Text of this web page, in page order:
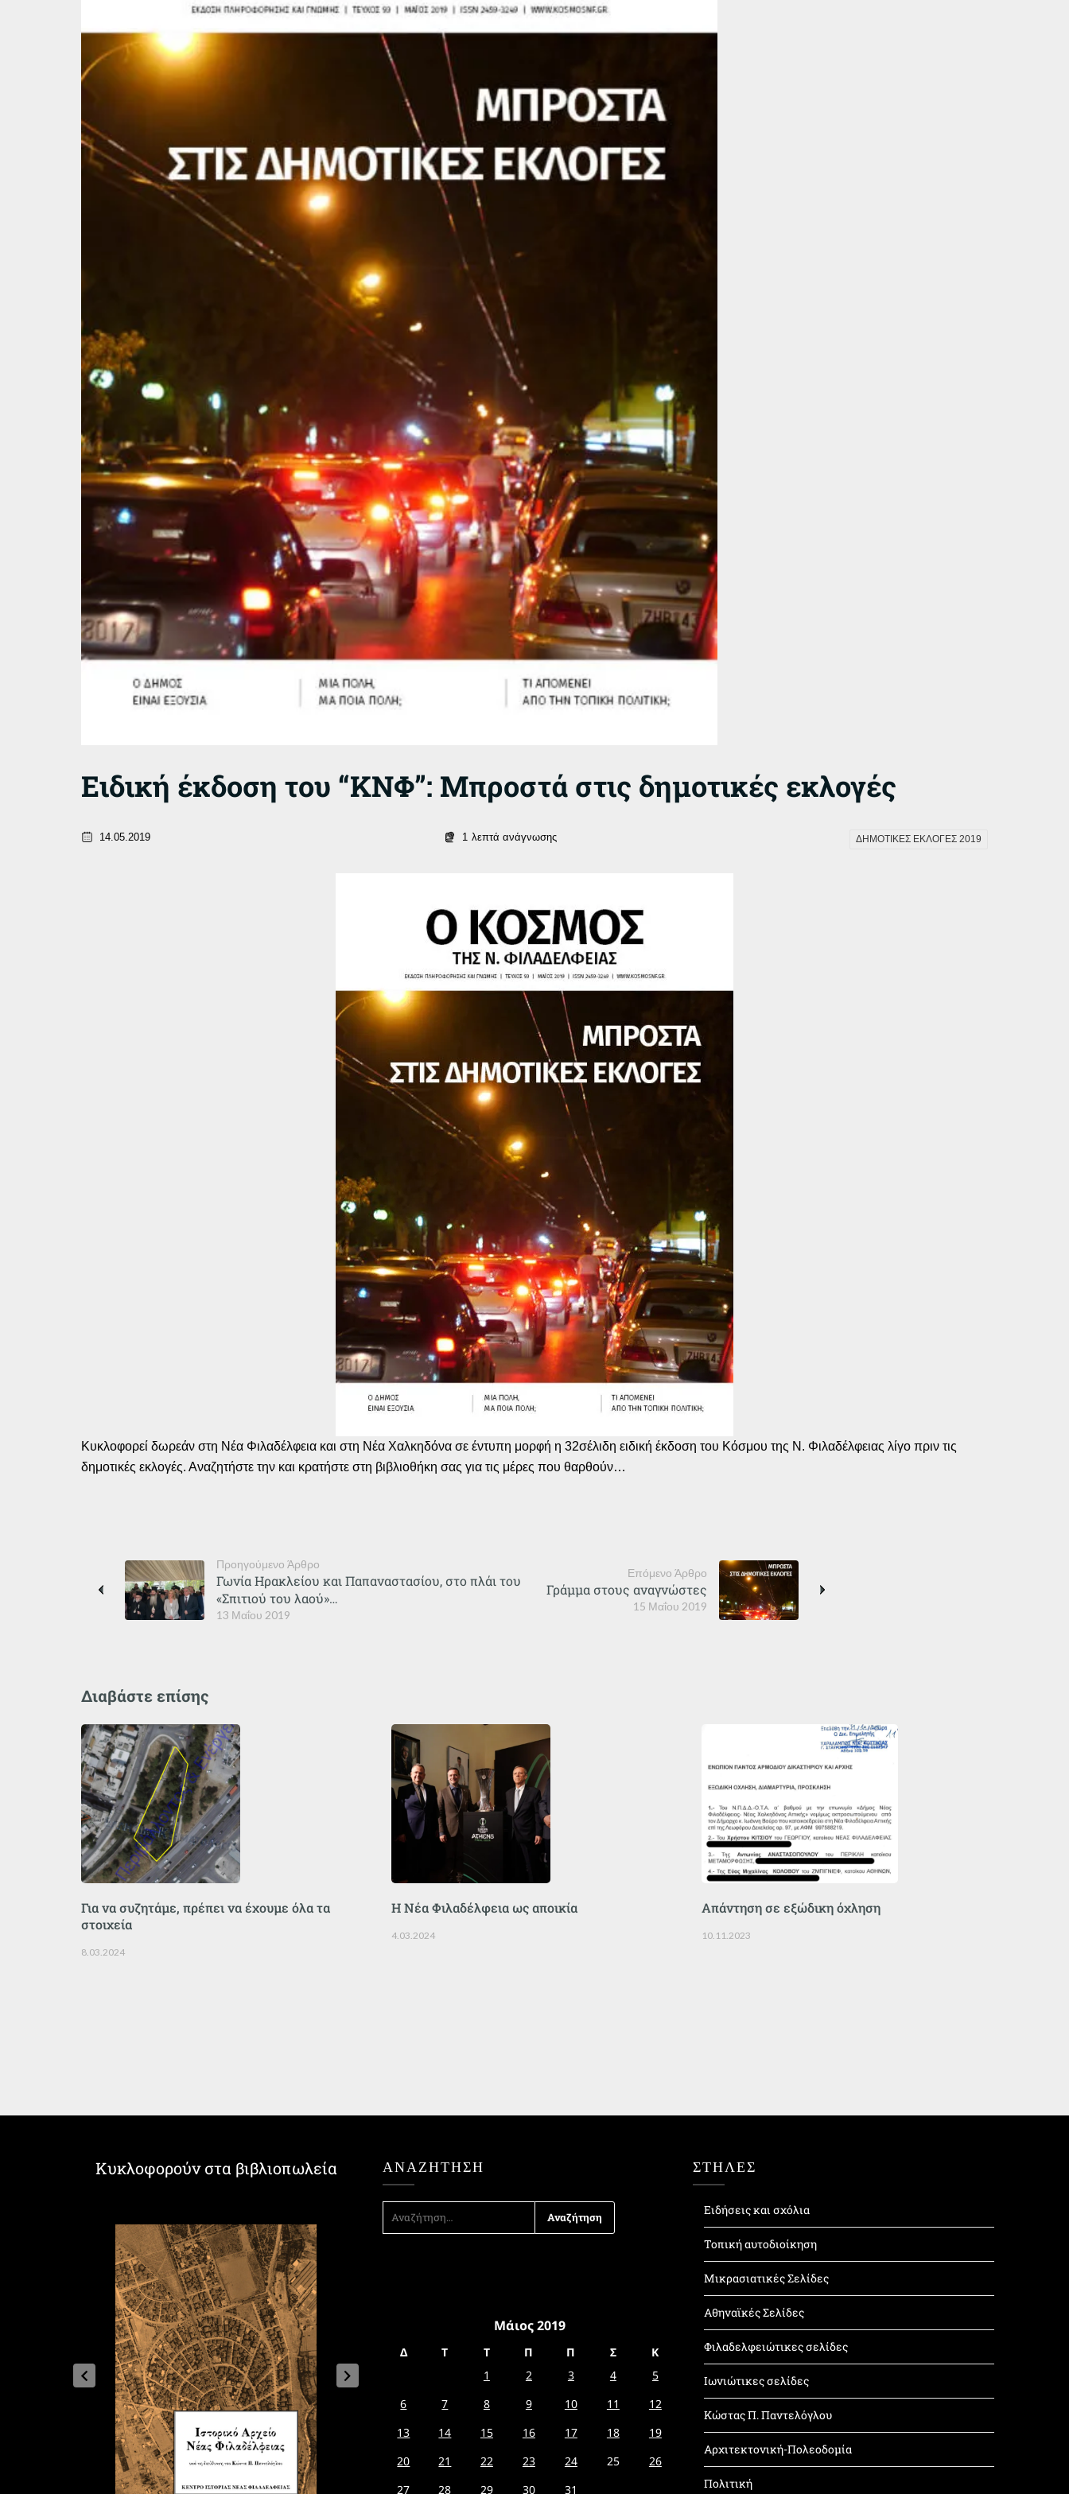
Ειδική έκδοση του “ΚΝΦ”: Μπροστά στις δημοτικές εκλογές
14.05.2019 1 λεπτά ανάγνωσης ΔΗΜΟΤΙΚΕΣ ΕΚΛΟΓΕΣ 2019
Κυκλοφορεί δωρεάν στη Νέα Φιλαδέλφεια και στη Νέα Χαλκηδόνα σε έντυπη μορφή η 32σέλιδη ειδική έκδοση του Κόσμου της Ν. Φιλαδέλφειας λίγο πριν τις
δημοτικές εκλογές. Αναζητήστε την και κρατήστε στη βιβλιοθήκη σας για τις μέρες που θαρθούν…
Προηγούμενο Άρθρο
13 Μαΐου 2019
Γωνία Ηρακλείου και Παπαναστασίου, στο πλάι του
«Σπιτιού του λαού»…
Επόμενο Άρθρο
15 Μαΐου 2019
Γράμμα στους αναγνώστες
Διαβάστε επίσης
Για να συζητάμε, πρέπει να έχουμε όλα τα
στοιχεία
8.03.2024
Η Νέα Φιλαδέλφεια ως αποικία
4.03.2024
Απάντηση σε εξώδικη όχληση
10.11.2023
Κυκλοφορούν στα βιβλιοπωλεία ΑΝΑΖΉΤΗΣΗ
ΑΝΑΖΉΤΗΣΗ
Μάιος 2019
Δ Τ Τ Π Π Σ
Κ
1
2 3 4
5
6
7 8 9 10 11
12
13
14 15 16 17 18
19
20
21 22 23 24 25
26
27
28 29 30 31
ΣΤΗΛΕΣ
Ειδήσεις και σχόλια
Τοπική αυτοδιοίκηση
Μικρασιατικές Σελίδες
Αθηναϊκές Σελίδες
Φιλαδελφειώτικες σελίδες
Ιωνιώτικες σελίδες
Κώστας Π. Παντελόγλου
Αρχιτεκτονική-Πολεοδομία
Πολιτική